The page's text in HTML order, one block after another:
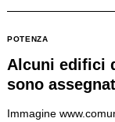
POTENZA
Alcuni edifici
sono
Immagine